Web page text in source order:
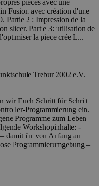
pièces avec une
Fusion avec création d'une
Partie 2 : Impression de la
slicer. Partie 3: utilisation de
la piece crée L...
Trebur 2002 e.V.
wir Euch Schritt für Schritt
Programmierung ein.
Programme zum Leben
Workshopinhalte: -
damit ihr von Anfang an
Programmierumgebung –